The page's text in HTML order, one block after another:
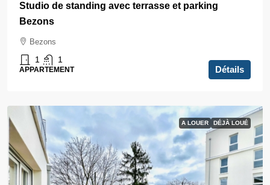
Studio de standing avec terrasse et parking
Bezons
Bezons
1 1
APPARTEMENT Détails
A LOUER DÉJÀ LOUÉ